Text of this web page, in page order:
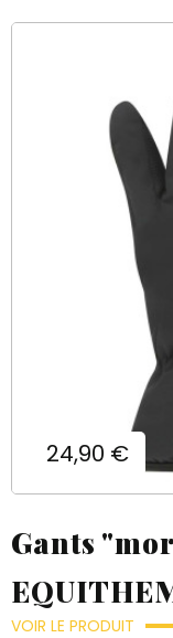
Prix
24,90 €
Gants
VOIR LE PRODUIT